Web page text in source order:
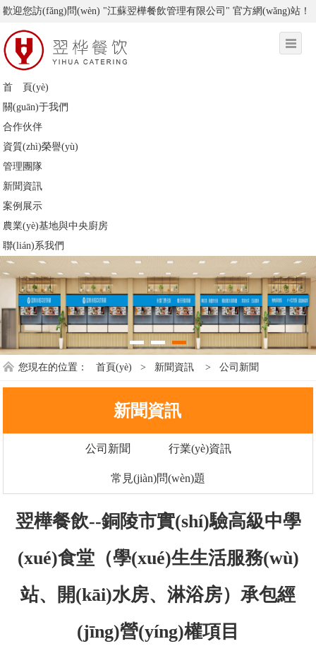
歡迎您訪(fǎng)問(wèn) "江蘇翌樺餐飲管理有限公司" 官方網(wǎng)站！
首 頁(yè)
關(guān)于我們
合作伙伴
資質(zhì)榮譽(yù)
管理團隊
新聞資訊
案例展示
農業(yè)基地與中央廚房
聯(lián)系我們
您現在的位置： 首頁(yè) > 新聞資訊 > 公司新聞
新聞資訊
公司新聞 行業(yè)資訊
常見(jiàn)問(wèn)題
翌樺餐飲--銅陵市實(shí)驗高級中學
(xué)食堂（學(xué)生生活服務(wù)
站、開(kāi)水房、淋浴房）承包經
(jīng)營(yíng)權項目